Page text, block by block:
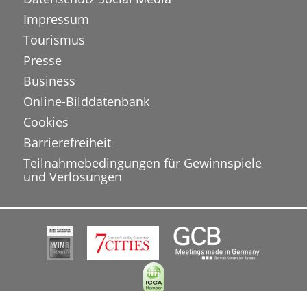
Impressum
Tourismus
Presse
Business
Online-Bilddatenbank
Cookies
Barrierefreiheit
Teilnahmebedingungen für Gewinnspiele
und Verlosungen